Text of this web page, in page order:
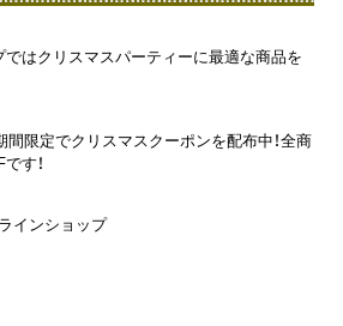
はクリスマスパーティーに最適な商品を
限定でクリスマスクーポンを配布中！全商
す！
インショップ